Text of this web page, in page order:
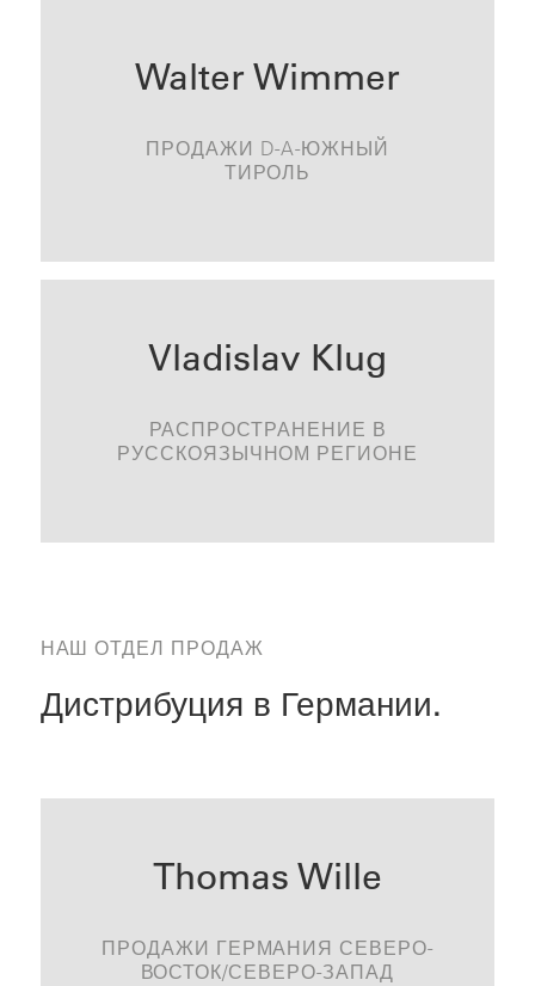
Walter Wimmer
ПРОДАЖИ D-A-ЮЖНЫЙ
ТИРОЛЬ
СВЯЗАТЬСЯ
Vladislav Klug
РАСПРОСТРАНЕНИЕ В
РУССКОЯЗЫЧНОМ РЕГИОНЕ
СВЯЗАТЬСЯ
НАШ ОТДЕЛ ПРОДАЖ
Дистрибуция в Германии.
Thomas Wille
ПРОДАЖИ ГЕРМАНИЯ СЕВЕРО-
ВОСТОК/СЕВЕРО-ЗАПАД
СВЯЗАТЬСЯ